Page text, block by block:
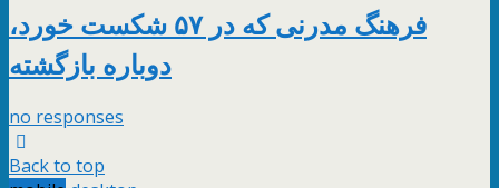
فرهنگ مدرنی که در ۵۷ شکست خورد،
دوباره بازگشته
no responses
Back to top